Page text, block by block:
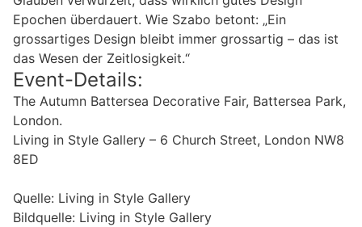
Epochen überdauert. Wie Szabo betont: „Ein
grossartiges Design bleibt immer grossartig – das ist
das Wesen der Zeitlosigkeit.“
Event-Details:
The Autumn Battersea Decorative Fair, Battersea Park,
London.
Living in Style Gallery – 6 Church Street, London NW8
8ED
Quelle: Living in Style Gallery
Bildquelle: Living in Style Gallery